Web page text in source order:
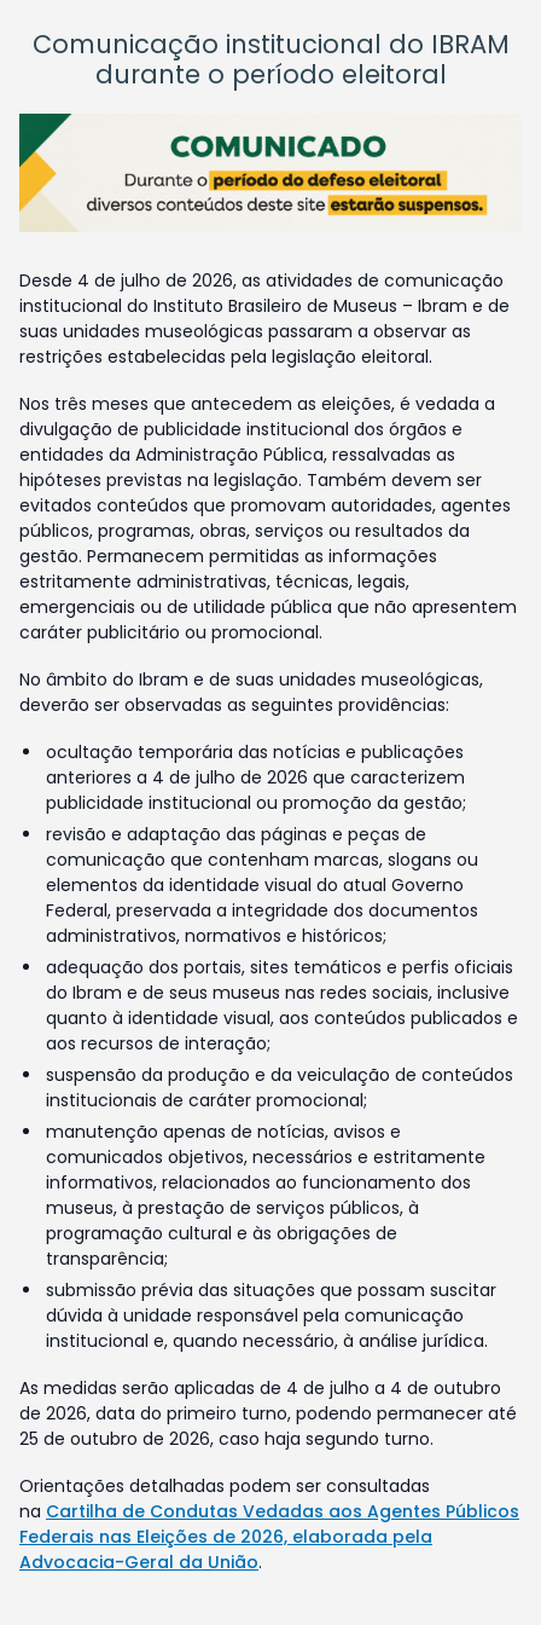
Comunicação institucional do IBRAM
durante o período eleitoral
Desde 4 de julho de 2026, as atividades de comunicação
institucional do Instituto Brasileiro de Museus – Ibram e de
suas unidades museológicas passaram a observar as
restrições estabelecidas pela legislação eleitoral.
Nos três meses que antecedem as eleições, é vedada a
divulgação de publicidade institucional dos órgãos e
entidades da Administração Pública, ressalvadas as
hipóteses previstas na legislação. Também devem ser
evitados conteúdos que promovam autoridades, agentes
públicos, programas, obras, serviços ou resultados da
gestão. Permanecem permitidas as informações
estritamente administrativas, técnicas, legais,
emergenciais ou de utilidade pública que não apresentem
caráter publicitário ou promocional.
No âmbito do Ibram e de suas unidades museológicas,
deverão ser observadas as seguintes providências:
ocultação temporária das notícias e publicações
anteriores a 4 de julho de 2026 que caracterizem
publicidade institucional ou promoção da gestão;
revisão e adaptação das páginas e peças de
comunicação que contenham marcas, slogans ou
elementos da identidade visual do atual Governo
Federal, preservada a integridade dos documentos
administrativos, normativos e históricos;
adequação dos portais, sites temáticos e perfis oficiais
do Ibram e de seus museus nas redes sociais, inclusive
quanto à identidade visual, aos conteúdos publicados e
aos recursos de interação;
suspensão da produção e da veiculação de conteúdos
institucionais de caráter promocional;
manutenção apenas de notícias, avisos e
comunicados objetivos, necessários e estritamente
informativos, relacionados ao funcionamento dos
museus, à prestação de serviços públicos, à
programação cultural e às obrigações de
transparência;
submissão prévia das situações que possam suscitar
dúvida à unidade responsável pela comunicação
institucional e, quando necessário, à análise jurídica.
As medidas serão aplicadas de 4 de julho a 4 de outubro
de 2026, data do primeiro turno, podendo permanecer até
25 de outubro de 2026, caso haja segundo turno.
Orientações detalhadas podem ser consultadas
na Cartilha de Condutas Vedadas aos Agentes Públicos
Federais nas Eleições de 2026, elaborada pela
Advocacia-Geral da União.